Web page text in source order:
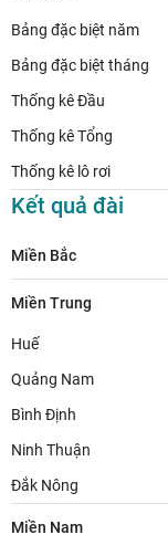
Bảng đặc biệt năm
Bảng đặc biệt tháng
Thống kê Đầu
Thống kê Tổng
Thống kê lô rơi
Kết quả đài
Miền Bắc
Miền Trung
Huế
Quảng Nam
Bình Định
Ninh Thuận
Đắk Nông
Miền Nam